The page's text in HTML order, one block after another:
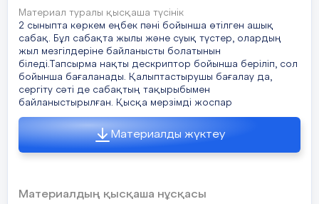
ажыратамыз?
15 мин Негізгі бөлім
Сызық пен
көрсетудегі
Материал туралы қысқаша түсінік
2 сыныпта көркем еңбек пәні бойынша өтілген ашық
сабақ. Бұл сабақта жылы және суық түстер, олардың
жыл мезгілдеріне байланысты болатынын
біледі.Тапсырма нақты дескриптор бойынша беріліп, сол
бойынша бағаланады. Қалыптастырушы бағалау да,
сергіту сәті де сабақтың тақырыбымен
байланыстырылған. Қысқа мерзімді жоспар
Материалды жүктеу
Материалдың қысқаша нұсқасы